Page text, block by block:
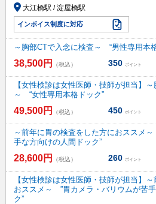
大江橋駅 / 淀屋橋駅
インボイス制度に対応
～胸部CTで入念に検査～ “男性専用本
38,500円 （税込） 350 ポイント
【女性検診は女性医師・技師が担当】
～ “女性専用本格ドック”
49,500円 （税込） 450 ポイント
～前年に胃の検査をした方におススメ
手な方向けの人間ドック”
28,600円 （税込） 260 ポイント
【女性検診は女性医師・技師が担当】
おススメ～ ”胃カメラ・バリウムが苦
ク”